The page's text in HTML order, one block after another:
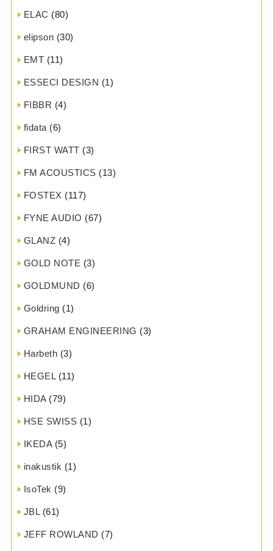
ELAC (80)
elipson (30)
EMT (11)
ESSECI DESIGN (1)
FIBBR (4)
fidata (6)
FIRST WATT (3)
FM ACOUSTICS (13)
FOSTEX (117)
FYNE AUDIO (67)
GLANZ (4)
GOLD NOTE (3)
GOLDMUND (6)
Goldring (1)
GRAHAM ENGINEERING (3)
Harbeth (3)
HEGEL(11)
HIDA(79)
HSE SWISS (1)
IKEDA(5)
inakustik (1)
IsoTek (9)
JBL(61)
JEFF ROWLAND (7)